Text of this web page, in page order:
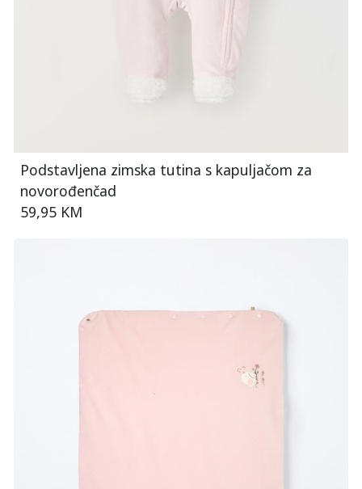
Podstavljena zimska tutina s kapuljačom za
novorođenčad
59,95 KM